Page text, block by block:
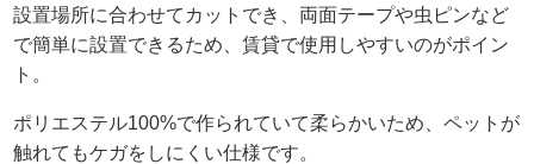
設置場所に合わせてカットでき、両面テープや虫ピンなど
で簡単に設置できるため、賃貸で使用しやすいのがポイン
ト。
ポリエステル100%で作られていて柔らかいため、ペットが
触れてもケガをしにくい仕様です。